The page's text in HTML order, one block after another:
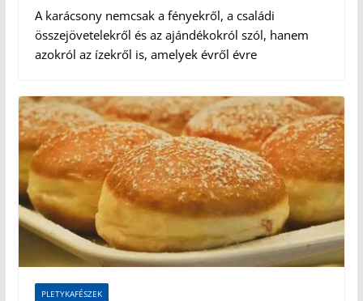
A karácsony nemcsak a fényekről, a családi
összejövetelekről és az ajándékokról szól, hanem
azokról az ízekről is, amelyek évről évre
PLETYKAFÉSZEK